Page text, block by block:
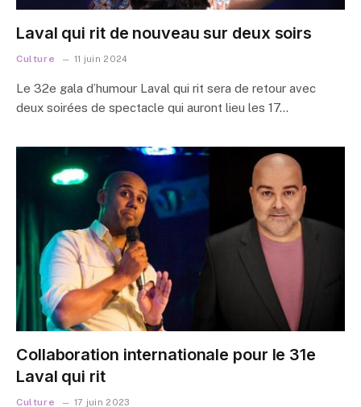
Laval qui rit de nouveau sur deux soirs
Culture 11 juin 2024
Le 32e gala d’humour Laval qui rit sera de retour avec
deux soirées de spectacle qui auront lieu les 17…
Collaboration internationale pour le 31e
Laval qui rit
Culture 17 juin 2023